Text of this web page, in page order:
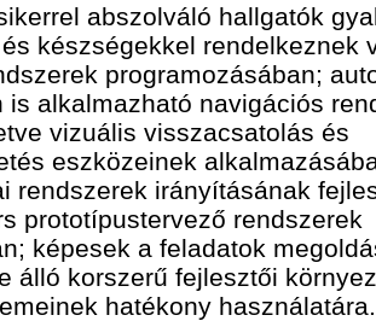
abszolváló hallgatók
készségekkel rendelkeznek
programozásában;
is alkalmazható navigációs
vizuális visszacsatolás és
eszközeinek
rendszerek irányításának
prototípustervező rendszerek
képesek a feladatok
álló korszerű fejlesztői
hatékony használatára.